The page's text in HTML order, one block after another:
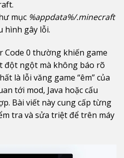
mục %appdata%/.minecraft
hình gây lỗi.
Code 0 thường khiến game
đột ngột mà không báo rõ
là lỗi văng game “êm” của
tới mod, Java hoặc cấu
Bài viết này cung cấp từng
tra và sửa triệt để trên máy